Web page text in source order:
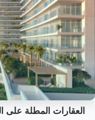
العقارات المطلة على